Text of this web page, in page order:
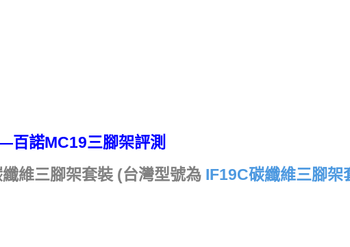
百諾MC19三腳架評測
維三腳架套裝 (台灣型號為 IF19C碳纖維三腳架